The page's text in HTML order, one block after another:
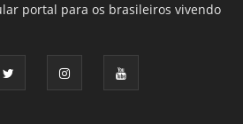
portal para os brasileiros vivendo